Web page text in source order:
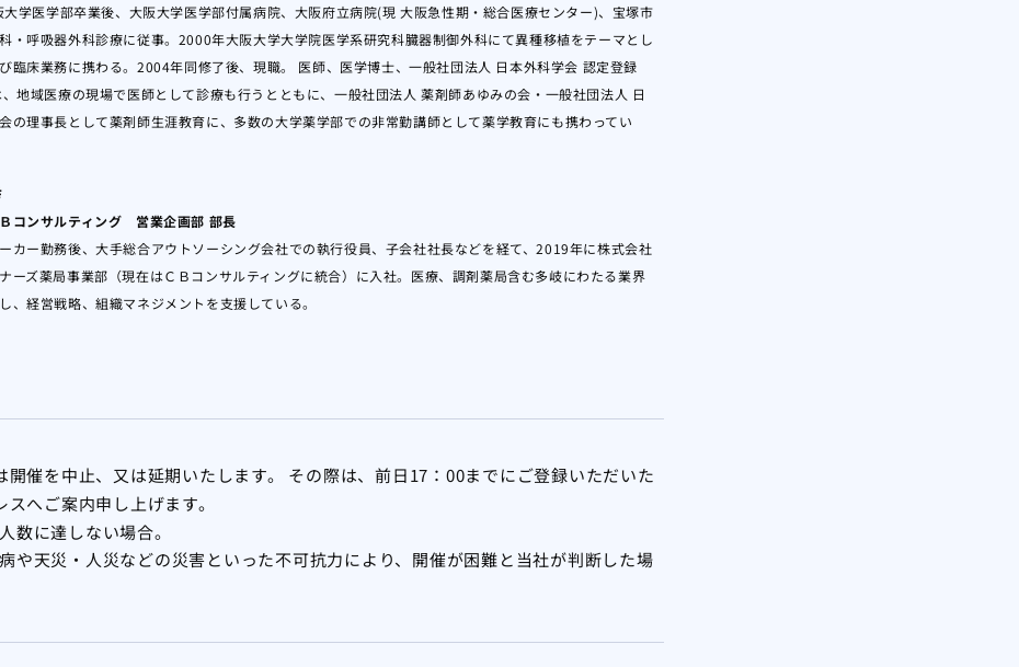
学医学部卒業後、大阪大学医学部付属病院、大阪府立病院(現 大阪急性期・総合医療センター)、宝塚市
・呼吸器外科診療に従事。2000年大阪大学大学院医学系研究科臓器制御外科にて異種移植をテーマとし
臨床業務に携わる。2004年同修了後、現職。 医師、医学博士、一般社団法人 日本外科学会 認定登録
地域医療の現場で医師として診療も行うとともに、一般社団法人 薬剤師あゆみの会・一般社団法人 日
の理事長として薬剤師生涯教育に、多数の大学薬学部での非常勤講師として薬学教育にも携わってい
コンサルティング 営業企画部 部長
カー勤務後、大手総合アウトソーシング会社での執行役員、子会社社長などを経て、2019年に株式会社
ーズ薬局事業部（現在はＣＢコンサルティングに統合）に入社。医療、調剤薬局含む多岐にわたる業界
、経営戦略、組織マネジメントを支援している。
開催を中止、又は延期いたします。 その際は、前日17：00までにご登録いただいた
スへご案内申し上げます。
数に達しない場合。
や天災・人災などの災害といった不可抗力により、開催が困難と当社が判断した場